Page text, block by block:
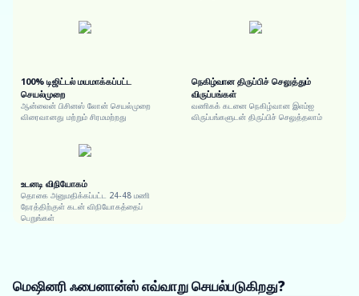
100% டிஜிட்டல் மயமாக்கப்பட்ட
செயல்முறை
ஆன்லைன் பிசினஸ் லோன் செயல்முறை
விரைவானது மற்றும் சிரமமற்றது
நெகிழ்வான திருப்பிச் செலுத்தும்
விருப்பங்கள்
வணிகக் கடனை நெகிழ்வான இஎம்ஐ
விருப்பங்களுடன் திருப்பிச் செலுத்தலாம்
உடனடி விநியோகம்
தொகை அனுமதிக்கப்பட்ட 24-48 மணி
நேரத்திற்குள் கடன் விநியோகத்தைப்
பெறுங்கள்
மெஷினரி ஃபைனான்ஸ் எவ்வாறு செயல்படுகிறது?